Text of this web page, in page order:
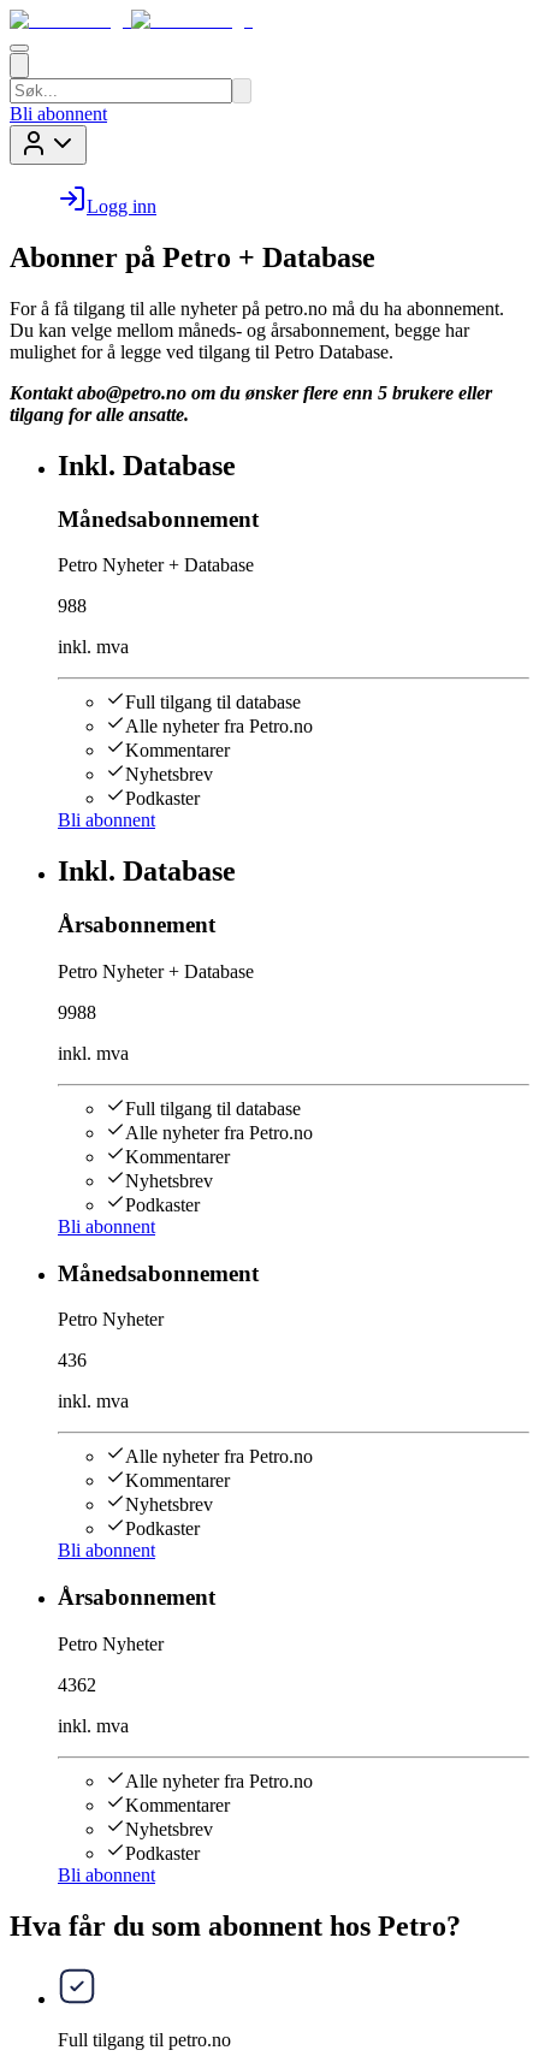
Bli abonnent
Logg inn
Abonner på Petro + Database
For å få tilgang til alle nyheter på petro.no må du ha abonnement.
Du kan velge mellom måneds- og årsabonnement, begge har
mulighet for å legge ved tilgang til Petro Database.
Kontakt abo@petro.no om du ønsker flere enn 5 brukere eller
tilgang for alle ansatte.
Inkl. Database
Månedsabonnement
Petro Nyheter + Database
988
inkl. mva
Full tilgang til database
Alle nyheter fra Petro.no
Kommentarer
Nyhetsbrev
Podkaster
Bli abonnent
Inkl. Database
Årsabonnement
Petro Nyheter + Database
9988
inkl. mva
Full tilgang til database
Alle nyheter fra Petro.no
Kommentarer
Nyhetsbrev
Podkaster
Bli abonnent
Månedsabonnement
Petro Nyheter
436
inkl. mva
Alle nyheter fra Petro.no
Kommentarer
Nyhetsbrev
Podkaster
Bli abonnent
Årsabonnement
Petro Nyheter
4362
inkl. mva
Alle nyheter fra Petro.no
Kommentarer
Nyhetsbrev
Podkaster
Bli abonnent
Hva får du som abonnent hos Petro?
Full tilgang til petro.no